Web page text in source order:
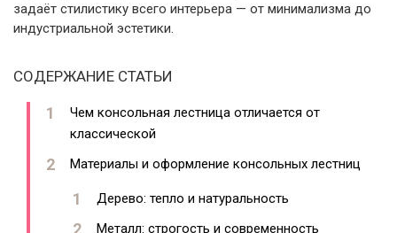
задаёт стилистику всего интерьера — от минимализма до
индустриальной эстетики.
СОДЕРЖАНИЕ СТАТЬИ
Чем консольная лестница отличается от
классической
Материалы и оформление консольных лестниц
Дерево: тепло и натуральность
Металл: строгость и современность